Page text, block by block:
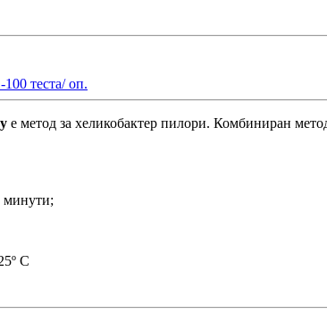
теста/ оп.
е метод за хеликобактер пилори. Комбиниран
минути;
С